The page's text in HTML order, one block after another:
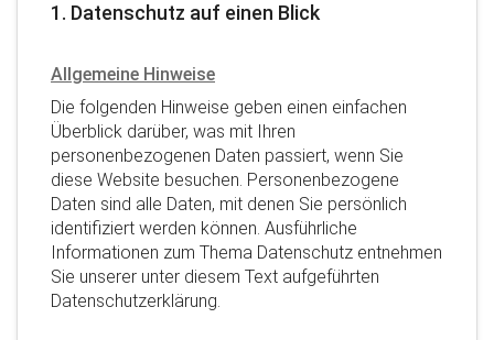
1. Datenschutz auf einen Blick
Allgemeine Hinweise
Die folgenden Hinweise geben einen einfachen
Überblick darüber, was mit Ihren
personenbezogenen Daten passiert, wenn Sie
diese Website besuchen. Personenbezogene
Daten sind alle Daten, mit denen Sie persönlich
identifiziert werden können. Ausführliche
Informationen zum Thema Datenschutz entnehmen
Sie unserer unter diesem Text aufgeführten
Datenschutzerklärung.